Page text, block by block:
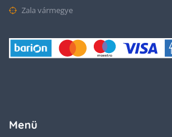
Zala vármegye
Menü